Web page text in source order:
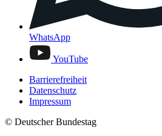
WhatsApp
YouTube
Barrierefreiheit
Datenschutz
Impressum
© Deutscher Bundestag